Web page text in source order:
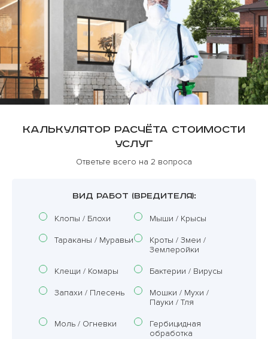
Калькулятор расчёта стоимости
услуг
Ответьте всего на 2 вопроса
ВИД РАБОТ (ВРЕДИТЕЛЯ):
Клопы / Блохи Мыши / Крысы
Тараканы / Муравьи
Кроты / Змеи /
Землеройки
Клещи / Комары Бактерии / Вирусы
Запахи / Плесень
Мошки / Мухи /
Пауки / Тля
Моль / Огневки
Гербицидная
обработка